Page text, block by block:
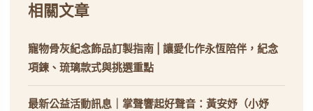
相關文章
寵物骨灰紀念飾品訂製指南 | 讓愛化作永恆陪伴，紀念
項鍊、琉璃款式與挑選重點
最新公益活動訊息｜掌聲響起好聲音：黃安妤（小妤